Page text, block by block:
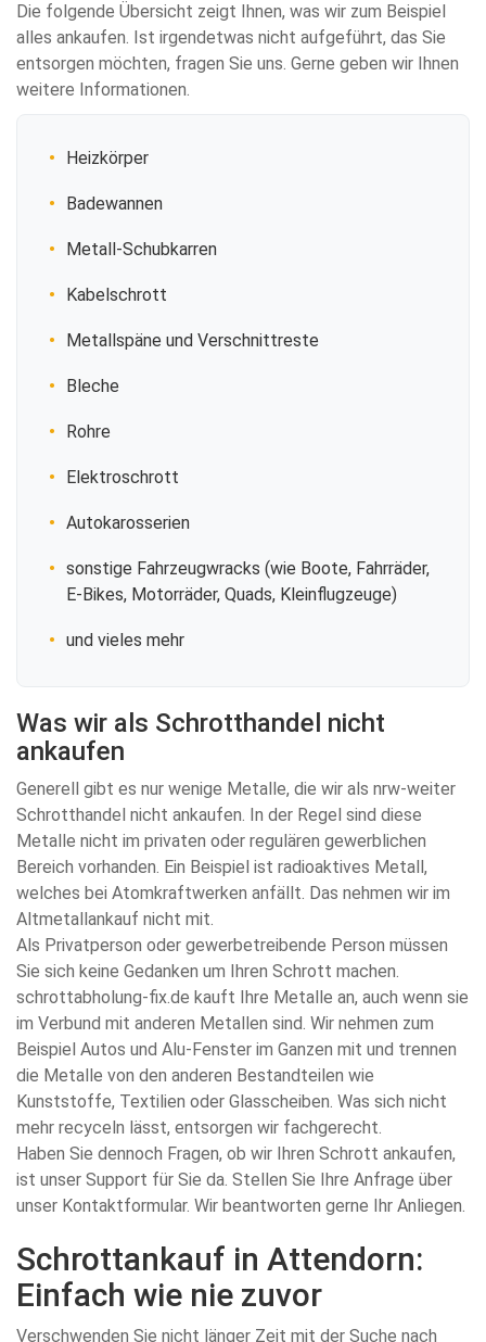
Die folgende Übersicht zeigt Ihnen, was wir zum Beispiel
alles ankaufen. Ist irgendetwas nicht aufgeführt, das Sie
entsorgen möchten, fragen Sie uns. Gerne geben wir Ihnen
weitere Informationen.
Heizkörper
Badewannen
Metall-Schubkarren
Kabelschrott
Metallspäne und Verschnittreste
Bleche
Rohre
Elektroschrott
Autokarosserien
sonstige Fahrzeugwracks (wie Boote, Fahrräder,
E-Bikes, Motorräder, Quads, Kleinflugzeuge)
und vieles mehr
Was wir als Schrotthandel nicht
ankaufen
Generell gibt es nur wenige Metalle, die wir als nrw-weiter
Schrotthandel nicht ankaufen. In der Regel sind diese
Metalle nicht im privaten oder regulären gewerblichen
Bereich vorhanden. Ein Beispiel ist radioaktives Metall,
welches bei Atomkraftwerken anfällt. Das nehmen wir im
Altmetallankauf nicht mit.
Als Privatperson oder gewerbetreibende Person müssen
Sie sich keine Gedanken um Ihren Schrott machen.
schrottabholung-fix.de kauft Ihre Metalle an, auch wenn sie
im Verbund mit anderen Metallen sind. Wir nehmen zum
Beispiel Autos und Alu-Fenster im Ganzen mit und trennen
die Metalle von den anderen Bestandteilen wie
Kunststoffe, Textilien oder Glasscheiben. Was sich nicht
mehr recyceln lässt, entsorgen wir fachgerecht.
Haben Sie dennoch Fragen, ob wir Ihren Schrott ankaufen,
ist unser Support für Sie da. Stellen Sie Ihre Anfrage über
unser Kontaktformular. Wir beantworten gerne Ihr Anliegen.
Schrottankauf in Attendorn:
Einfach wie nie zuvor
Verschwenden Sie nicht länger Zeit mit der Suche nach